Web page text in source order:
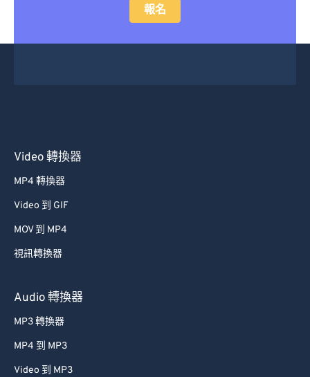
報名
Video 轉換器
MP4 轉換器
Video 到 GIF
MOV 到 MP4
視訊轉換器
Audio 轉換器
MP3 轉換器
MP4 到 MP3
Video 到 MP3